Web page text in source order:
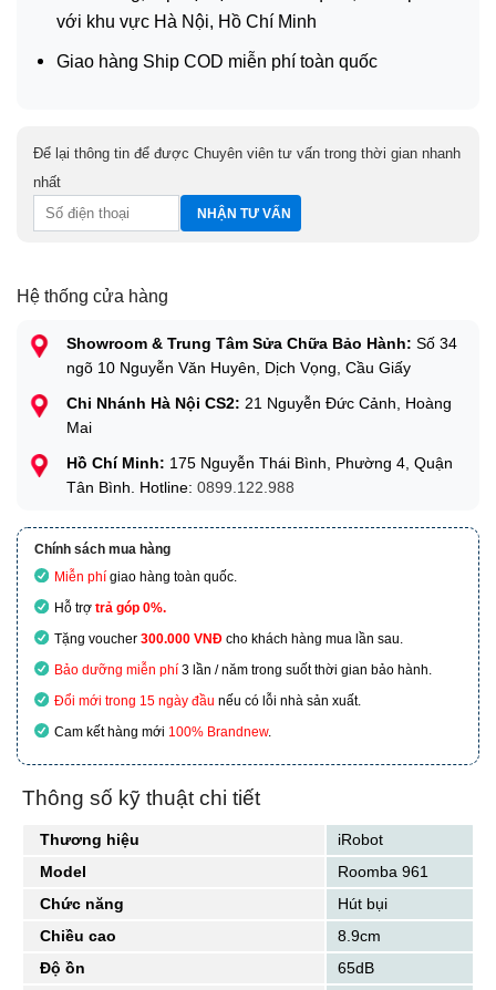
với khu vực Hà Nội, Hồ Chí Minh
Giao hàng Ship COD miễn phí toàn quốc
Để lại thông tin để được Chuyên viên tư vấn trong thời gian nhanh
nhất
Hệ thống cửa hàng
Showroom & Trung Tâm Sửa Chữa Bảo Hành: Số 34
ngõ 10 Nguyễn Văn Huyên, Dịch Vọng, Cầu Giấy
Chi Nhánh Hà Nội CS2: 21 Nguyễn Đức Cảnh, Hoàng
Mai
Hồ Chí Minh: 175 Nguyễn Thái Bình, Phường 4, Quận
Tân Bình. Hotline: 0899.122.988
Chính sách mua hàng
Miễn phí giao hàng toàn quốc.
Hỗ trợ trả góp 0%.
Tặng voucher 300.000 VNĐ cho khách hàng mua lần sau.
Bảo dưỡng miễn phí 3 lần / năm trong suốt thời gian bảo hành.
Đổi mới trong 15 ngày đầu nếu có lỗi nhà sản xuất.
Cam kết hàng mới 100% Brandnew.
Thông số kỹ thuật chi tiết
Thương hiệu
iRobot
Model
Roomba 961
Chức năng
Hút bụi
Chiều cao
8.9cm
Độ ồn
65dB